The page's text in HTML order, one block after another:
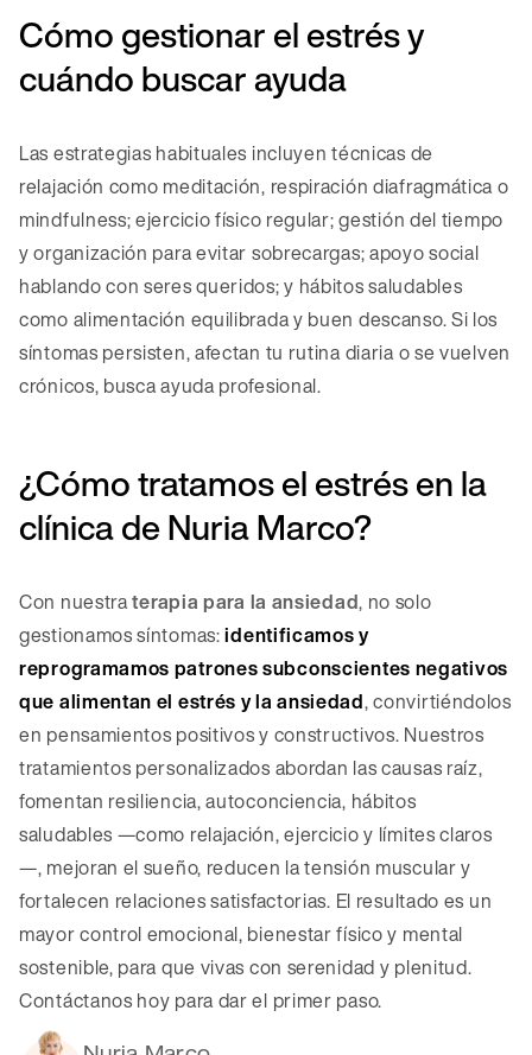
Cómo gestionar el estrés y
cuándo buscar ayuda
Las estrategias habituales incluyen técnicas de
relajación como meditación, respiración diafragmática o
mindfulness; ejercicio físico regular; gestión del tiempo
y organización para evitar sobrecargas; apoyo social
hablando con seres queridos; y hábitos saludables
como alimentación equilibrada y buen descanso. Si los
síntomas persisten, afectan tu rutina diaria o se vuelven
crónicos, busca ayuda profesional.
¿Cómo tratamos el estrés en la
clínica de Nuria Marco?
Con nuestraterapia para la ansiedad, no solo
gestionamos síntomas:identificamos y
reprogramamos patrones subconscientes negativos
que alimentan el estrés y la ansiedad, convirtiéndolos
en pensamientos positivos y constructivos. Nuestros
tratamientos personalizados abordan las causas raíz,
fomentan resiliencia, autoconciencia, hábitos
saludables —como relajación, ejercicio y límites claros
—, mejoran el sueño, reducen la tensión muscular y
fortalecen relaciones satisfactorias. El resultado es un
mayor control emocional, bienestar físico y mental
sostenible, para que vivas con serenidad y plenitud.
Contáctanos hoy para dar el primer paso.